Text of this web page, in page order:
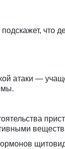
что
атаки —